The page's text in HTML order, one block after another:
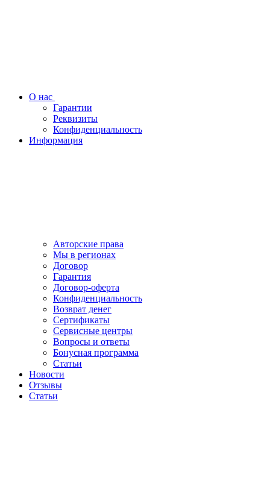
О нас
Гарантии
Реквизиты
Конфиденциальность
Информация
Авторские права
Мы в регионах
Договор
Гарантия
Договор-оферта
Конфиденциальность
Возврат денег
Сертификаты
Сервисные центры
Вопросы и ответы
Бонусная программа
Статьи
Новости
Отзывы
Статьи